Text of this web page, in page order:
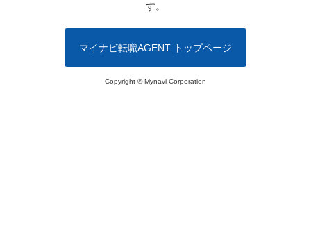
す。
マイナビ転職AGENT トップページ
Copyright © Mynavi Corporation